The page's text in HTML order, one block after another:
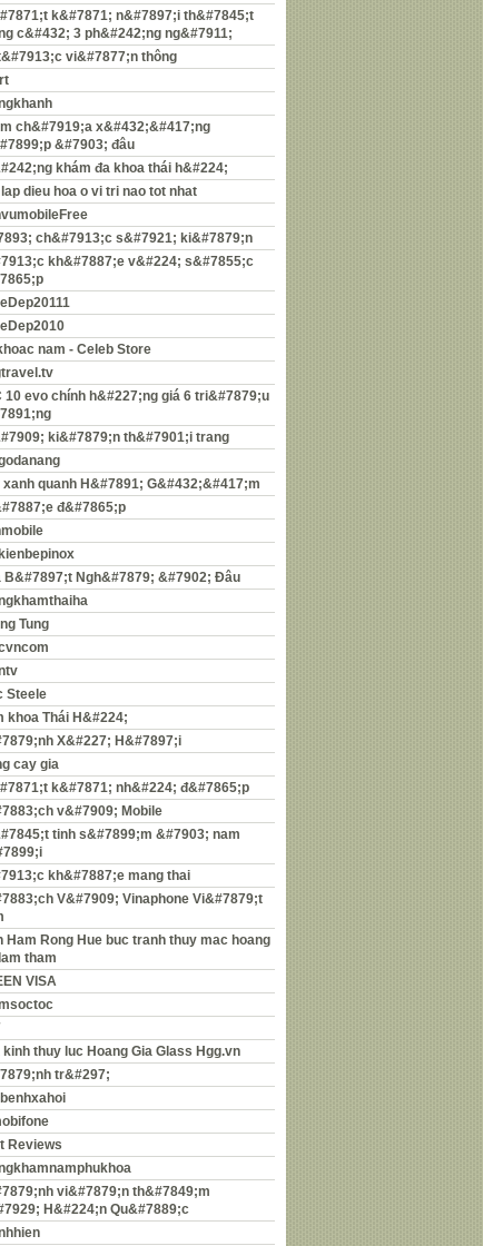
k&#7871; n&#7897;i th&#7845;t
c&#432; 3 ph&#242;ng ng&#7911;
vi&#7877;n thông
ch&#7919;a x&#432;&#417;ng
&#7903; đâu
khám đa khoa thái h&#224;
dieu hoa o vi tri nao tot nhat
ch&#7913;c s&#7921; ki&#7879;n
kh&#7887;e v&#224; s&#7855;c
nam - Celeb Store
10 evo chính h&#227;ng giá 6 tri&#7879;u
ki&#7879;n th&#7901;i trang
xanh quanh H&#7891; G&#432;&#417;m
đ&#7865;p
B&#7897;t Ngh&#7879; &#7902; Đâu
Tung
Steele
khoa Thái H&#224;
X&#227; H&#7897;i
cay gia
k&#7871; nh&#224; đ&#7865;p
v&#7909; Mobile
tinh s&#7899;m &#7903; nam
kh&#7887;e mang thai
V&#7909; Vinaphone Vi&#7879;t
Ham Rong Hue buc tranh thuy mac hoang
tham
VISA
kinh thuy luc Hoang Gia Glass Hgg.vn
tr&#297;
Reviews
vi&#7879;n th&#7849;m
H&#224;n Qu&#7889;c